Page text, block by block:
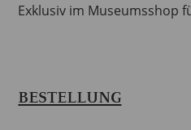
Exklusiv im Museumsshop
BESTELLUNG